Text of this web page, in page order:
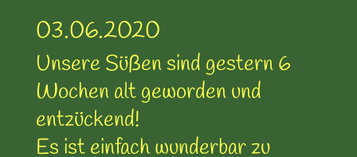
03.06.2020
Unsere Süßen sind gestern 6
Wochen alt geworden und
entzückend!
Es ist einfach wunderbar zu